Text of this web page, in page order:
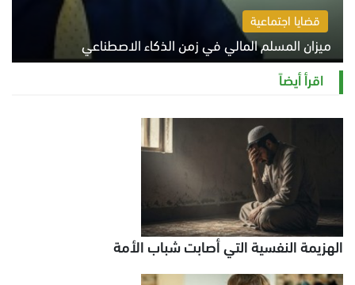
قضايا اجتماعية
ميزان المسلم المالي في زمن الذكاء الاصطناعي
السبت 8 أغسطس 2026 11:21 ص
اقرأ أيضاً
الهزيمة النفسية التي أصابت شباب الأمة